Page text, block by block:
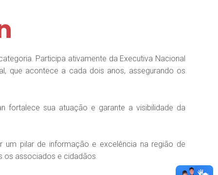
Participa ativamente da Executiva Nacional
que acontece a cada dois anos, assegurando os
fortalece sua atuação e garante a visibilidade da
um pilar de informação e excelência na região de
os associados e cidadãos